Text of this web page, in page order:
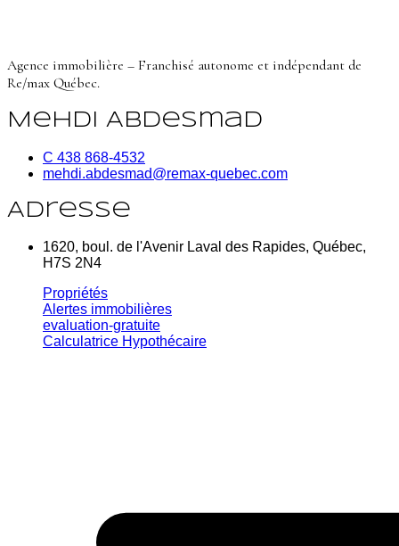
Agence immobilière – Franchisé autonome et indépendant de
Re/max Québec.
Mehdi Abdesmad
C 438 868-4532
mehdi.abdesmad@remax-quebec.com
Adresse
1620, boul. de l'Avenir Laval des Rapides, Québec,
H7S 2N4
Propriétés
Alertes immobilières
evaluation-gratuite
Calculatrice Hypothécaire